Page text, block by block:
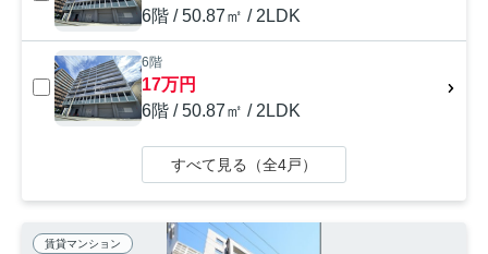
6階 / 50.87㎡ / 2LDK
6階
17万円
6階 / 50.87㎡ / 2LDK
すべて見る（全4戸）
賃貸マンション